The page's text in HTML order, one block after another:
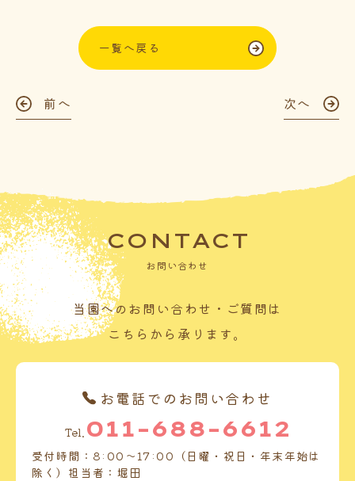
一覧へ戻る
前へ 次へ
CONTACT
お問い合わせ
当園へのお問い合わせ・ご質問は
こちらから承ります。
お電話でのお問い合わせ
Tel. 011-688-6612
受付時間：8:00～17:00（日曜・祝日・年末年始は
除く）担当者：堀田